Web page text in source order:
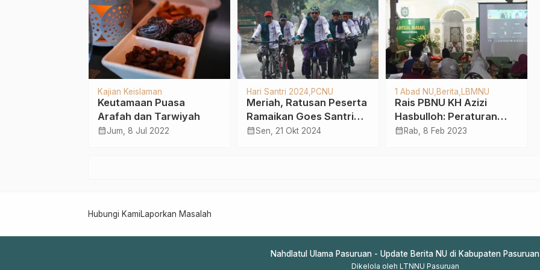
Kajian Keislaman
Keutamaan Puasa
Arafah dan Tarwiyah
calendar_monthJum, 8 Jul 2022
Hari Santri 2024 PCNU
Meriah, Ratusan Peserta
Ramaikan Goes Santri
Sarungan NU Pasuruan
calendar_monthSen, 21 Okt 2024
1 Abad NU Berita LBMNU
Rais PBNU KH Azizi
Hasbulloh: Peraturan
Pemerintah tentang
calendar_monthRab, 8 Feb 2023
Hubungi KamiLaporkan Masalah
Nahdlatul Ulama Pasuruan - Update Berita NU di Kabupaten Pasuruan
Dikelola oleh LTNNU Pasuruan